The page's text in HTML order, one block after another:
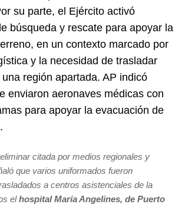
su parte, el Ejército activó
búsqueda y rescate para apoyar la
en un contexto marcado por
y la necesidad de trasladar
región apartada. AP indicó
enviaron aeronaves médicas con
para apoyar la evacuación de
citada por medios regionales y
que varios uniformados fueron
a centros asistenciales de la
elhospital María Angelines, de Puerto